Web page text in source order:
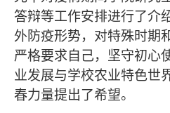
答辩等工作安排进行了介
外防疫形势，对特殊时期
严格要求自己，坚守初心
业发展与学校农业特色世
春力量提出了希望。